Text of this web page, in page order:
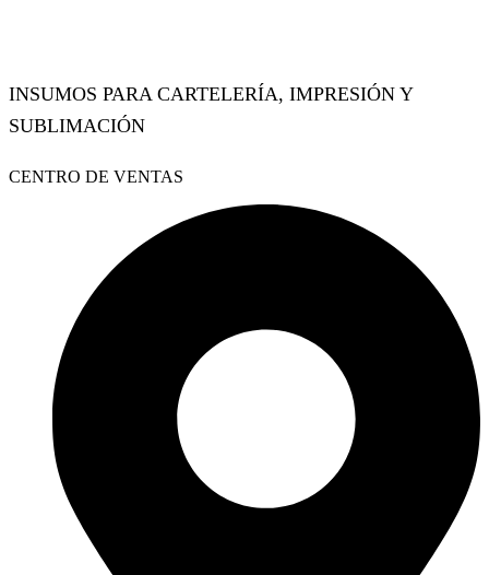
INSUMOS PARA CARTELERÍA, IMPRESIÓN Y
SUBLIMACIÓN
Facebook
Instagram
Whatsapp
CENTRO DE VENTAS